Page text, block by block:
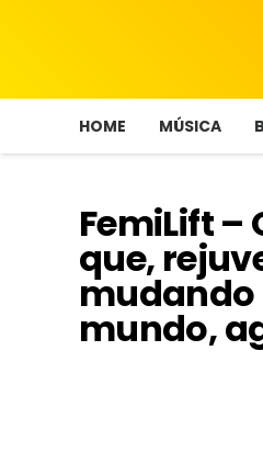
HOME MÚSICA
FemiLift
que,
mudando
mundo,